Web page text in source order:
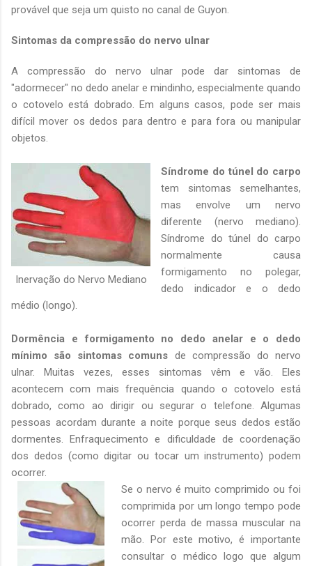
provável que seja um quisto no canal de Guyon.
Sintomas da compressão do nervo ulnar
A compressão do nervo ulnar pode dar sintomas de
"adormecer" no dedo anelar e mindinho, especialmente quando
o cotovelo está dobrado. Em alguns casos, pode ser mais
difícil mover os dedos para dentro e para fora ou manipular
objetos.
Inervação do Nervo Mediano
Síndrome do túnel do carpo
tem sintomas semelhantes,
mas envolve um nervo
diferente (nervo mediano).
Síndrome do túnel do carpo
normalmente causa
formigamento no polegar,
dedo indicador e o dedo
médio (longo).
Dormência e formigamento no dedo anelar e o dedo
mínimo são sintomas comuns de compressão do nervo
ulnar. Muitas vezes, esses sintomas vêm e vão. Eles
acontecem com mais frequência quando o cotovelo está
dobrado, como ao dirigir ou segurar o telefone. Algumas
pessoas acordam durante a noite porque seus dedos estão
dormentes. Enfraquecimento e dificuldade de coordenação
dos dedos (como digitar ou tocar um instrumento) podem
ocorrer.
Se o nervo é muito comprimido ou foi
comprimida por um longo tempo pode
ocorrer perda de massa muscular na
mão. Por este motivo, é importante
consultar o médico logo que algum